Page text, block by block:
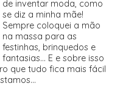
de inventar moda, como
se diz a minha mãe!
Sempre coloquei a mão
na massa para as
festinhas, brinquedos e
fantasias... E e sobre isso
que tudo fica mais fácil